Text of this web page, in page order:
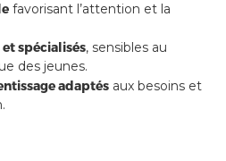
favorisant l’attention et la
spécialisés, sensibles au
des jeunes.
adaptésaux besoins et